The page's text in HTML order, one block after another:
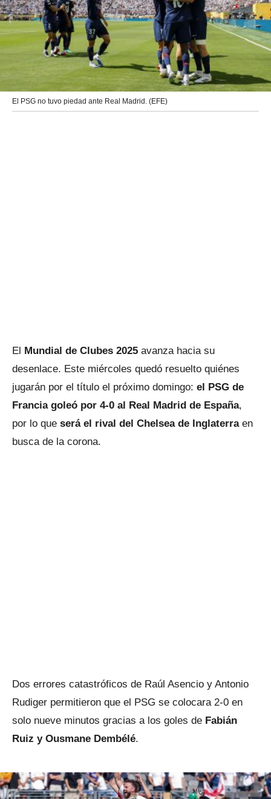
El PSG no tuvo piedad ante Real Madrid. (EFE)
El Mundial de Clubes 2025 avanza hacia su
desenlace. Este miércoles quedó resuelto quiénes
jugarán por el título el próximo domingo: el PSG de
Francia goleó por 4-0 al Real Madrid de España,
por lo que será el rival del Chelsea de Inglaterraen
busca de la corona.
Dos errores catastróficos de Raúl Asencio y Antonio
Rudiger permitieron que el PSG se colocara 2-0 en
solo nueve minutos gracias a los goles de Fabián
Ruiz y Ousmane Dembélé.